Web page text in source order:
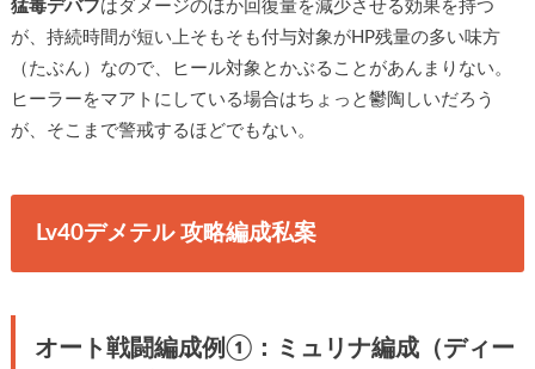
猛毒デバフはダメージのほか回復量を減少させる効果を持つ
が、持続時間が短い上そもそも付与対象がHP残量の多い味方
（たぶん）なので、ヒール対象とかぶることがあんまりない。
ヒーラーをマアトにしている場合はちょっと鬱陶しいだろう
が、そこまで警戒するほどでもない。
Lv40デメテル 攻略編成私案
オート戦闘編成例①：ミュリナ編成（ディー